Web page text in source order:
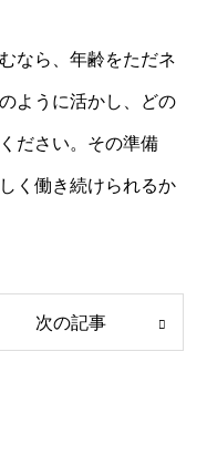
なら、年齢をただネ
ように活かし、どの
ださい。その準備
く働き続けられるか
次の記事